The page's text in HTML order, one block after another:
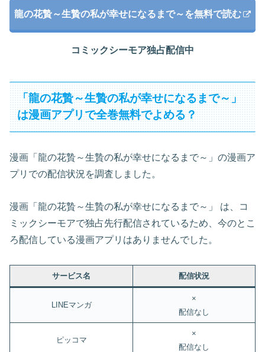
龍の花贄～生贄の私が幸せになるまで～を無料で読む
コミックシーモア独占配信中
「龍の花贄～生贄の私が幸せになるまで～」
は漫画アプリで全巻無料でよめる？
漫画「龍の花贄～生贄の私が幸せになるまで～」の漫画ア
プリでの配信状況を調査しました。
漫画「龍の花贄～生贄の私が幸せになるまで～」 は、コ
ミックシーモアで独占先行配信されているため、今のとこ
ろ配信している漫画アプリはありませんでした。
サービス名 配信状況
LINEマンガ
×
配信なし
ピッコマ
×
配信なし